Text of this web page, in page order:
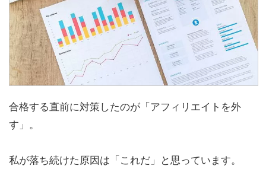
合格する直前に対策したのが「アフィリエイトを外
す」。
私が落ち続けた原因は「これだ」と思っています。